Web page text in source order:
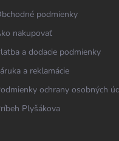
Obchodné podmienky
Ako nakupovať
Platba a dodacie podmienky
Záruka a reklamácie
Podmienky ochrany osobných
Príbeh Plyšákova